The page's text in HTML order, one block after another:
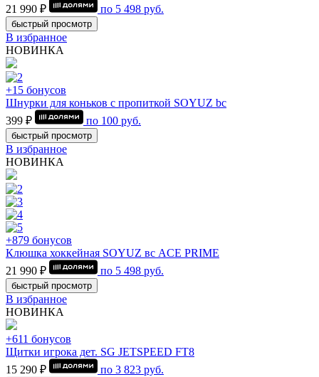
21 990 ₽ по 5 498 руб.
быстрый просмотр
В избранное
НОВИНКА
+15 бонусов
Шнурки для коньков с пропиткой SOYUZ bc
399 ₽
по 100 руб.
быстрый просмотр
В избранное
НОВИНКА
+879 бонусов
Клюшка хоккейная SOYUZ вс ACE PRIME
21 990 ₽
по 5 498 руб.
быстрый просмотр
В избранное
НОВИНКА
+611 бонусов
Щитки игрока дет. SG JETSPEED FT8
15 290 ₽
по 3 823 руб.